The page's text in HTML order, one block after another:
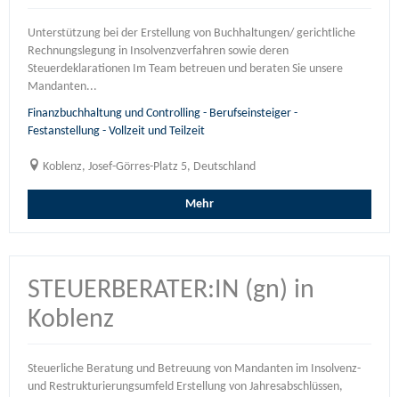
Unterstützung bei der Erstellung von Buchhaltungen/ gerichtliche
Rechnungslegung in Insolvenzverfahren sowie deren
Steuerdeklarationen Im Team betreuen und beraten Sie unsere
Mandanten...
Finanzbuchhaltung und Controlling - Berufseinsteiger -
Festanstellung - Vollzeit und Teilzeit
Koblenz, Josef-Görres-Platz 5, Deutschland
Mehr
STEUERBERATER:IN (gn) in
Koblenz
Steuerliche Beratung und Betreuung von Mandanten im Insolvenz-
und Restrukturierungsumfeld Erstellung von Jahresabschlüssen,